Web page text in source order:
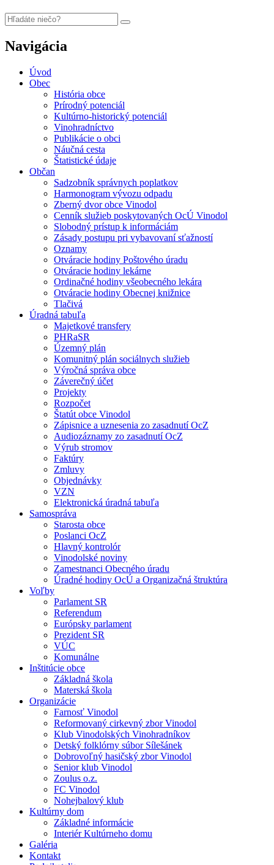
Navigácia
Úvod
Obec
História obce
Prírodný potenciál
Kultúrno-historický potenciál
Vinohradníctvo
Publikácie o obci
Náučná cesta
Štatistické údaje
Občan
Sadzobník správnych poplatkov
Harmonogram vývozu odpadu
Zberný dvor obce Vinodol
Cenník služieb poskytovaných OcÚ Vinodol
Slobodný prístup k informáciám
Zásady postupu pri vybavovaní sťažností
Oznamy
Otváracie hodiny Poštového úradu
Otváracie hodiny lekárne
Ordinačné hodiny všeobecného lekára
Otváracie hodiny Obecnej knižnice
Tlačivá
Úradná tabuľa
Majetkové transfery
PHRaSR
Územný plán
Komunitný plán sociálnych služieb
Výročná správa obce
Záverečný účet
Projekty
Rozpočet
Štatút obce Vinodol
Zápisnice a uznesenia zo zasadnutí OcZ
Audiozáznamy zo zasadnutí OcZ
Výrub stromov
Faktúry
Zmluvy
Objednávky
VZN
Elektronická úradná tabuľa
Samospráva
Starosta obce
Poslanci OcZ
Hlavný kontrolór
Vinodolské noviny
Zamestnanci Obecného úradu
Úradné hodiny OcÚ a Organizačná štruktúra
Voľby
Parlament SR
Referendum
Európsky parlament
Prezident SR
VÚC
Komunálne
Inštitúcie obce
Základná škola
Materská škola
Organizácie
Farnosť Vinodol
Reformovaný cirkevný zbor Vinodol
Klub Vinodolských Vinohradníkov
Detský folklórny súbor Sílešánek
Dobrovoľný hasičský zbor Vinodol
Senior klub Vinodol
Zoulus o.z.
FC Vinodol
Nohejbalový klub
Kultúrny dom
Základné informácie
Interiér Kultúrneho domu
Galéria
Kontakt